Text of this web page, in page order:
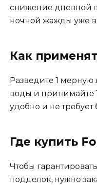
снижение дневной
ночной жажды уже
Как
Разведите 1 мерную
воды и принимайте
удобно и не
Где купить
Чтобы
подделок, нужно